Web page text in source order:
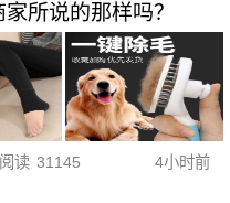
所说的那样吗？
阅读 31145 4小时前